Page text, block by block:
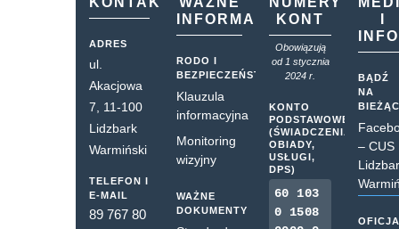
ADRES
ul.
Akacjowa
7, 11-100
Lidzbark
Warmiński
TELEFON I
E-MAIL
89 767 80
INFORMACJE
RODO I
BEZPIECZEŃSTWO
Klauzula
informacyjna
Monitoring
wizyjny
WAŻNE
DOKUMENTY
KONT
Obowiązują
od 1 stycznia
2024 r.
KONTO
PODSTAWOWE
(ŚWIADCZENIA,
OBIADY,
USŁUGI,
DPS)
60 103
0 1508
BĄDŹ
NA
– CUS